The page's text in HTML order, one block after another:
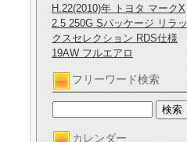
H.22(2010)年 トヨタ マークX
2.5 250G Sパッケージ リラッ
クスセレクション RDS仕様
19AW フルエアロ
フリーワード検索
カレンダー